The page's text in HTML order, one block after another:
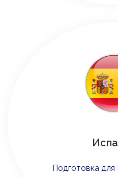
Подготовка для